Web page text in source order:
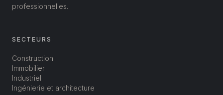
professionnelles.
SECTEURS
Construction
Immobilier
Industriel
Ingénierie et architecture